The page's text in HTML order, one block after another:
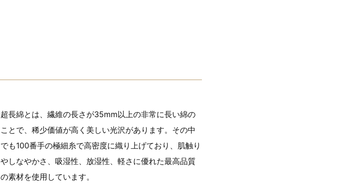
超長綿とは、繊維の長さが35mm以上の非常に長い綿の
ことで、稀少価値が高く美しい光沢があります。その中
でも100番手の極細糸で高密度に織り上げており、肌触り
やしなやかさ、吸湿性、放湿性、軽さに優れた最高品質
の素材を使用しています。